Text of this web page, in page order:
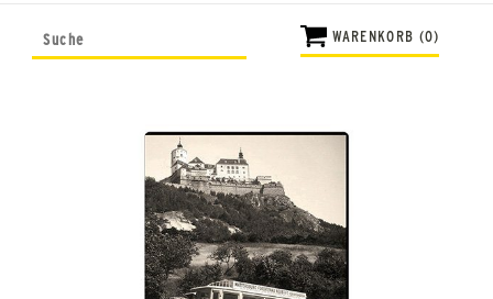
WARENKORB (0)